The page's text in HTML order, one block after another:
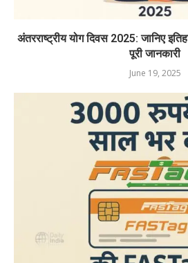
अंतरराष्ट्रीय योग दिवस 2025: जानिए
पूरी जानकारी
June 19, 2025